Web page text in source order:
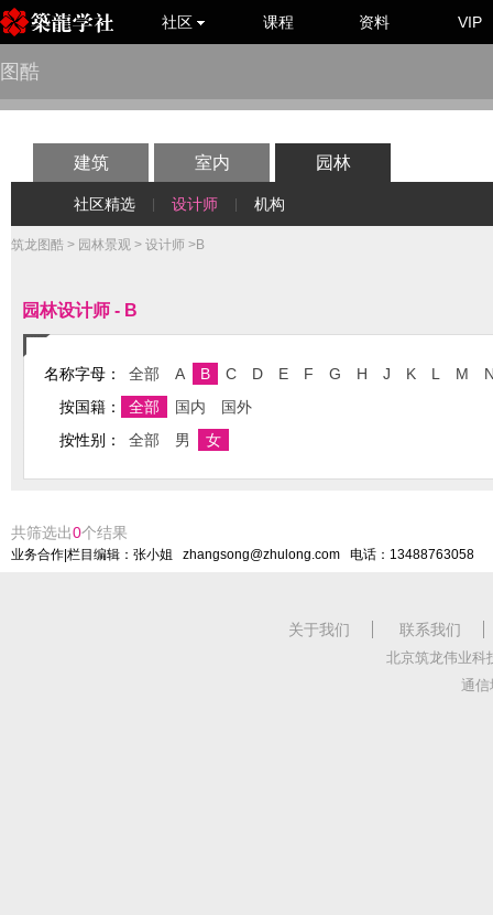
社区 课程 资料 VIP
图酷
建筑 室内 园林
社区精选 设计师 机构
筑龙图酷 > 园林景观 > 设计师 >B
园林设计师 - B
名称字母： 全部 A B C D E F G H J K L M
按国籍：
全部 国内
国外
按性别：
全部 男 女
共筛选出0个结果
业务合作|栏目编辑：张小姐 zhangsong@zhulong.com 电话：13488763058
关于我们 联系我们
北京筑龙伟业科
通